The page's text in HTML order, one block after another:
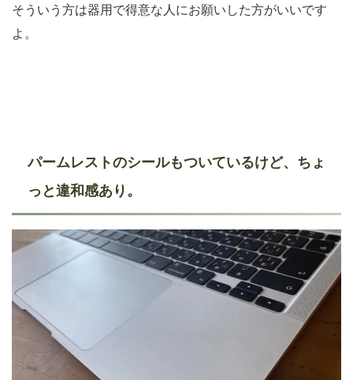
そういう方は器用で得意な人にお願いした方がいいです
よ。
パームレストのシールもついているけど、ちょ
っと違和感あり。